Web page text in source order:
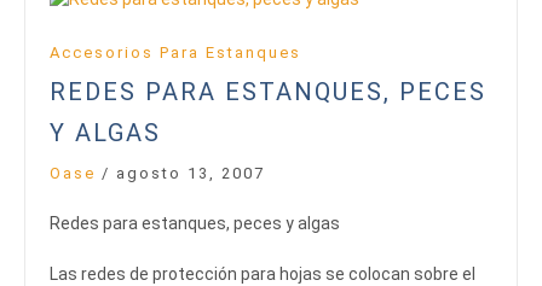
Accesorios Para Estanques
REDES PARA ESTANQUES, PECES
Y ALGAS
Oase / agosto 13, 2007
Redes para estanques, peces y algas
Las redes de protección para hojas se colocan sobre el